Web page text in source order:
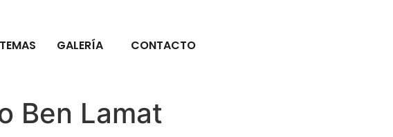
TEMAS GALERÍA CONTACTO
Ben Lamat